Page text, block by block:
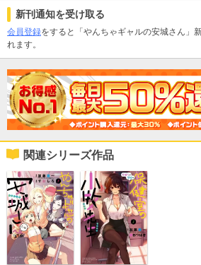
新刊通知を受け取る
会員登録をすると「やんちゃギャルの安城さん」
れます。
関連シリーズ作品